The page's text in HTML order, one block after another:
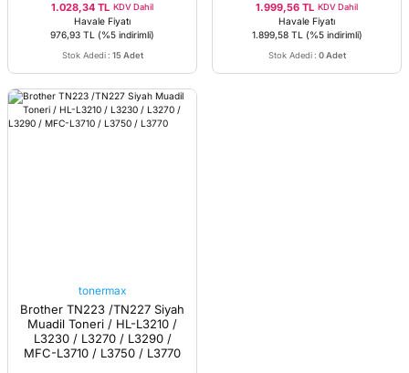
1.028,34 TL KDV Dahil
Havale Fiyatı
976,93 TL (%5 indirimli)
Stok Adedi : 15 Adet
1.999,56 TL KDV Dahil
Havale Fiyatı
1.899,58 TL
(%5 indirimli)
Stok Adedi : 0 Adet
tonermax
Brother TN223 /TN227 Siyah
Muadil Toneri / HL-L3210 /
L3230 / L3270 / L3290 /
MFC-L3710 / L3750 / L3770